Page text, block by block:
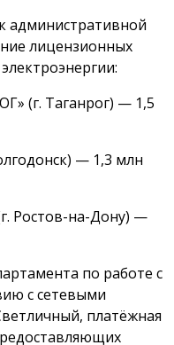
административной
лицензионных
(г. Таганрог) — 1,5
— 1,3 млн
Ростов-на-Дону) —
по работе с
с сетевыми
платёжная